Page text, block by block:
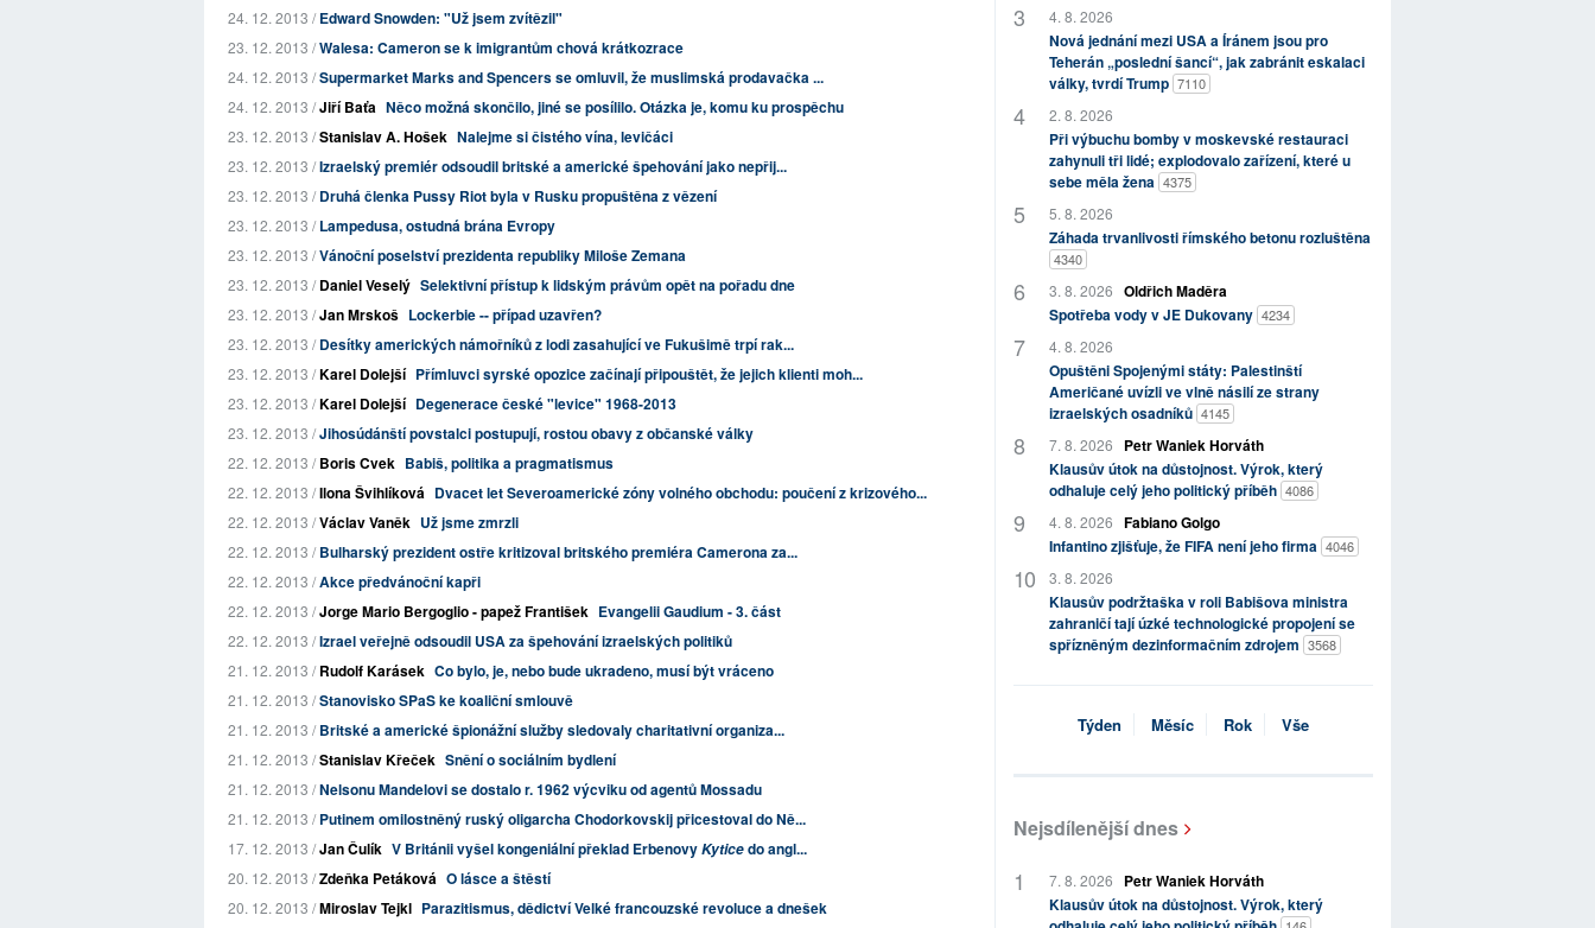
24. 12. 2013 /Edward Snowden: "Už jsem zvítězil"
23. 12. 2013 /Walesa: Cameron se k imigrantům chová krátkozrace
24. 12. 2013 /Supermarket Marks and Spencers se omluvil, že muslimská prodavačka ...
24. 12. 2013 /Jiří Baťa Něco možná skončilo, jiné se posílilo. Otázka je, komu ku prospěchu
23. 12. 2013 /Stanislav A. Hošek Nalejme si čistého vína, levičáci
23. 12. 2013 /Izraelský premiér odsoudil britské a americké špehování jako nepřij...
23. 12. 2013 /Druhá členka Pussy Riot byla v Rusku propuštěna z vězení
23. 12. 2013 /Lampedusa, ostudná brána Evropy
23. 12. 2013 /Vánoční poselství prezidenta republiky Miloše Zemana
23. 12. 2013 /Daniel Veselý Selektivní přístup k lidským právům opět na pořadu dne
23. 12. 2013 /Jan Mrskoš Lockerbie -- případ uzavřen?
23. 12. 2013 /Desítky amerických námořníků z lodi zasahující ve Fukušimě trpí rak...
23. 12. 2013 /Karel Dolejší Přímluvci syrské opozice začínají připouštět, že jejich klienti moh...
23. 12. 2013 /Karel Dolejší Degenerace české "levice" 1968-2013
23. 12. 2013 /Jihosúdánští povstalci postupují, rostou obavy z občanské války
22. 12. 2013 /Boris Cvek Babiš, politika a pragmatismus
22. 12. 2013 /Ilona Švihlíková Dvacet let Severoamerické zóny volného obchodu: poučení z krizového...
22. 12. 2013 /Václav Vaněk Už jsme zmrzli
22. 12. 2013 /Bulharský prezident ostře kritizoval britského premiéra Camerona za...
22. 12. 2013 /Akce předvánoční kapři
22. 12. 2013 /Jorge Mario Bergoglio - papež František Evangelii Gaudium - 3. část
22. 12. 2013 /Izrael veřejně odsoudil USA za špehování izraelských politiků
21. 12. 2013 /Rudolf Karásek Co bylo, je, nebo bude ukradeno, musí být vráceno
21. 12. 2013 /Stanovisko SPaS ke koaliční smlouvě
21. 12. 2013 /Britské a americké špionážní služby sledovaly charitativní organiza...
21. 12. 2013 /Stanislav Křeček Snění o sociálním bydlení
21. 12. 2013 /Nelsonu Mandelovi se dostalo r. 1962 výcviku od agentů Mossadu
21. 12. 2013 /Putinem omilostněný ruský oligarcha Chodorkovskij přicestoval do Ně...
17. 12. 2013 /Jan Čulík V Británii vyšel kongeniální překlad ErbenovyKyticedo angl...
20. 12. 2013 /Zdeňka Petáková O lásce a štěstí
20. 12. 2013 /Miroslav Tejkl Parazitismus, dědictví Velké francouzské revoluce a dnešek
4. 8. 2026
Nová jednání mezi USA a Íránem jsou pro
Teherán „poslední šancí“, jak zabránit eskalaci
války, tvrdí Trump 7110
2. 8. 2026
Při výbuchu bomby v moskevské restauraci
zahynuli tři lidé; explodovalo zařízení, které u
sebe měla žena 4375
5. 8. 2026
Záhada trvanlivosti římského betonu rozluštěna
4340
3. 8. 2026 Oldřich Maděra
Spotřeba vody v JE Dukovany 4234
4. 8. 2026
Opuštěni Spojenými státy: Palestinští
Američané uvízli ve vlně násilí ze strany
izraelských osadníků 4145
7. 8. 2026
Petr Waniek Horváth
Klausův útok na důstojnost. Výrok, který
odhaluje celý jeho politický příběh 4086
4. 8. 2026 Fabiano Golgo
Infantino zjišťuje, že FIFA není jeho firma 4046
3. 8. 2026
Klausův podržtaška v roli Babišova ministra
zahraničí tají úzké technologické propojení se
spřízněným dezinformačním zdrojem 3568
Týden Měsíc Rok Vše
Nejsdílenější dnes
7. 8. 2026
Petr Waniek Horváth
Klausův útok na důstojnost. Výrok, který